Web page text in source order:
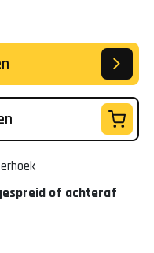
of achteraf